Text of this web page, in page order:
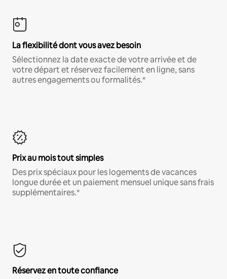
La flexibilité dont vous avez besoin
Sélectionnez la date exacte de votre arrivée et de
votre départ et réservez facilement en ligne, sans
autres engagements ou formalités.*
Prix au mois tout simples
Des prix spéciaux pour les logements de vacances
longue durée et un paiement mensuel unique sans frais
supplémentaires.*
Réservez en toute confiance